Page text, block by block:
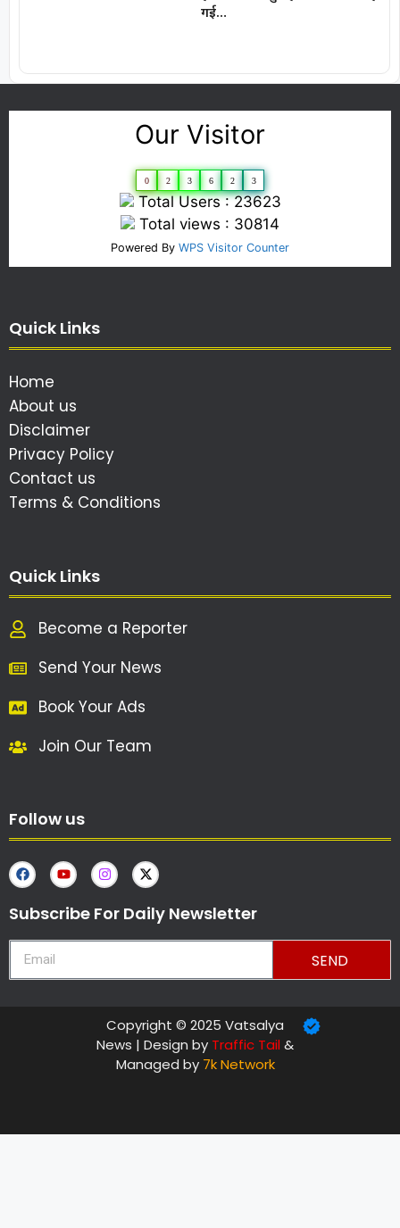
गई…
Our Visitor
0 2 3 6 2 3
Total Users : 23623
Total views : 30814
Powered By WPS Visitor Counter
Quick Links
Home
About us
Disclaimer
Privacy Policy
Contact us
Terms & Conditions
Quick Links
Become a Reporter
Send Your News
Book Your Ads
Join Our Team
Follow us
Subscribe For Daily Newsletter
SEND
Copyright © 2025 Vatsalya
News | Design by Traffic Tail&
Managed by 7k Network